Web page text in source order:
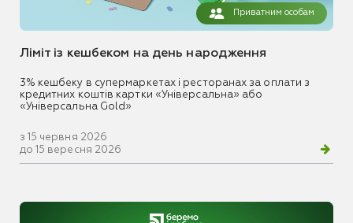
Приватним особам
Ліміт із кешбеком на день народження
3% кешбеку в супермаркетах і ресторанах за оплати з
кредитних коштів картки «Універсальна» або
«Універсальна Gold»
з 15 червня 2026
до 15 вересня 2026